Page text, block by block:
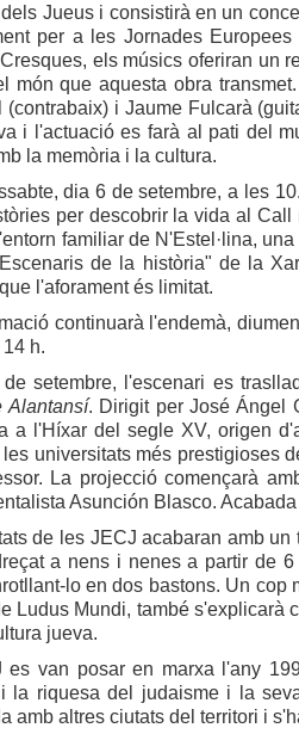
Jueus i consistirà en un
per a les Jornades
els músics oferiran un
món que aquesta obra
(contrabaix) i Jaume Fulcarà
i l'actuació es farà al pati del
la memòria i la cultura.
dia 6 de setembre, a les
per descobrir la vida al
familiar de N'Estel·lina,
de la història" de la
l'aforament és limitat.
continuarà l'endemà,
h.
setembre, l'escenari es
Alantansí. Dirigit per José Ángel
a l'Híxar del segle XV, origen
universitats més prestigioses
La projecció començarà
Asunción Blasco.
de les JECJ acabaran amb
a nens i nenes a partir de
lo en dos bastons. Un cop
Ludus Mundi, també s'explicarà
jueva.
es van posar en marxa l'any
la riquesa del judaisme i la
amb altres ciutats del territori i